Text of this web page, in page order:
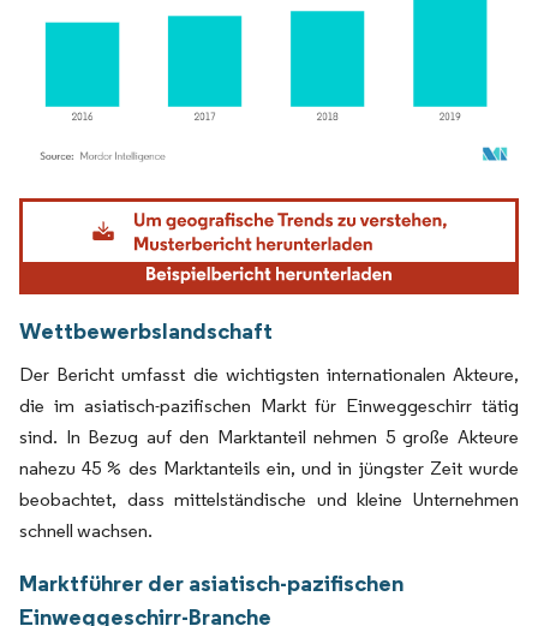
Bild © Mordor Intelligence. Wiederverwendung erfordert Namensnennung gemäß
Wettbewerbslandschaft
Der Bericht umfasst die wichtigsten internationalen Akteure,
die im asiatisch-pazifischen Markt für Einweggeschirr tätig
sind. In Bezug auf den Marktanteil nehmen 5 große Akteure
nahezu 45 % des Marktanteils ein, und in jüngster Zeit wurde
beobachtet, dass mittelständische und kleine Unternehmen
schnell wachsen.
Marktführer der asiatisch-pazifischen
Einweggeschirr-Branche